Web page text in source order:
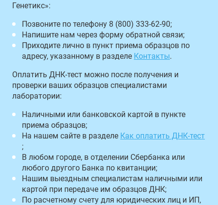
Генетикс»:
Позвоните по телефону 8 (800) 333-62-90;
Напишите нам через форму обратной связи;
Приходите лично в пункт приема образцов по
адресу, указанному в разделе Контакты.
Оплатить ДНК-тест можно после получения и
проверки ваших образцов специалистами
лаборатории:
Наличными или банковской картой в пункте
приема образцов;
На нашем сайте в разделе Как оплатить ДНК-тест
;
В любом городе, в отделении Сбербанка или
любого другого Банка по квитанции;
Нашим выездным специалистам наличными или
картой при передаче им образцов ДНК;
По расчетному счету для юридических лиц и ИП,